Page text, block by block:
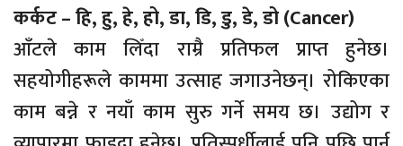
कर्कट – हि, हु, हे, हो, डा, डि, डु, डे, डो (Cancer)
आँटले काम लिँदा राम्रै प्रतिफल प्राप्त हुनेछ।
सहयोगीहरूले काममा उत्साह जगाउनेछन्। रोकिएका
काम बन्ने र नयाँ काम सुरु गर्ने समय छ। उद्योग र